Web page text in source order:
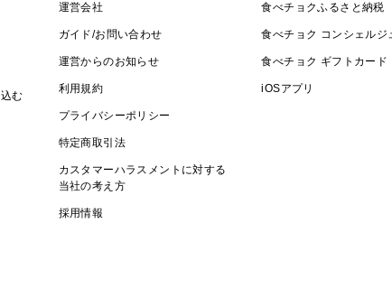
む
運営会社
ガイド/お問い合わせ
運営からのお知らせ
利用規約
プライバシーポリシー
特定商取引法
カスタマーハラスメントに対する
当社の考え方
採用情報
食べチョクふるさと納税
食べチョク コンシェルジ
食べチョク ギフトカード
iOSアプリ